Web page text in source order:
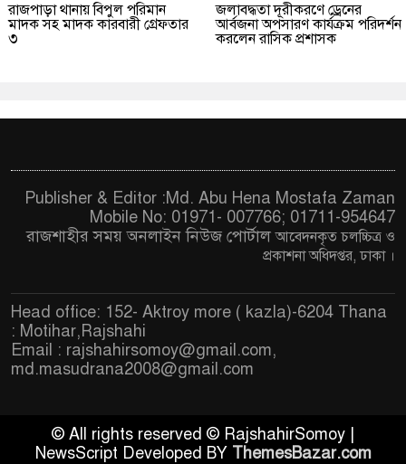
রাজপাড়া থানায় বিপুল পরিমান
মাদক সহ মাদক কারবারী গ্রেফতার
৩
জলাবদ্ধতা দূরীকরণে ড্রেনের
আর্বজনা অপসারণ কার্যক্রম পরিদর্শন
করলেন রাসিক প্রশাসক
Publisher & Editor :Md. Abu Hena Mostafa Zaman
Mobile No: 01971- 007766; 01711-954647
রাজশাহীর সময় অনলাইন নিউজ পোর্টালআবেদনকৃত চলচ্চিত্র ও
প্রকাশনা অধিদপ্তর, ঢাকা ।
Head office: 152- Aktroy more ( kazla)-6204 Thana
: Motihar,Rajshahi
Email : rajshahirsomoy@gmail.com,
md.masudrana2008@gmail.com
© All rights reserved © RajshahirSomoy |
NewsScript Developed BY ThemesBazar.com